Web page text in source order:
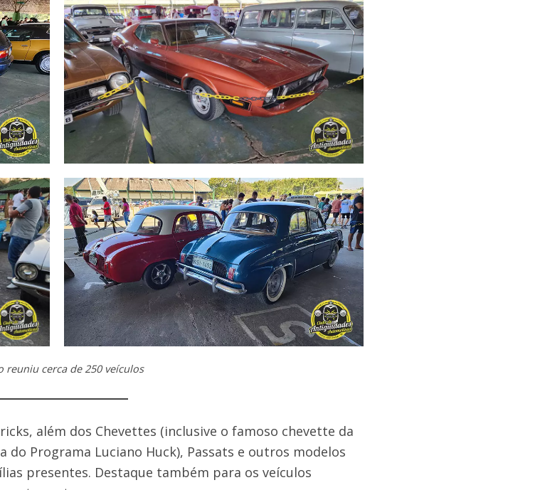
reuniu cerca de 250 veículos
além dos Chevettes (inclusive o famoso chevette da
Programa Luciano Huck), Passats e outros modelos
presentes. Destaque também para os veículos